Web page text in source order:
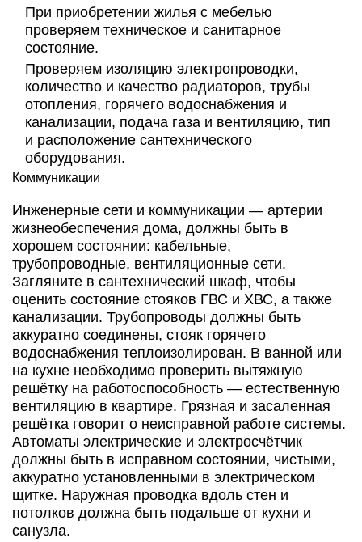
При приобретении жилья с мебелью
проверяем техническое и санитарное
состояние.
Проверяем изоляцию электропроводки,
количество и качество радиаторов, трубы
отопления, горячего водоснабжения и
канализации, подача газа и вентиляцию, тип
и расположение сантехнического
оборудования.
Коммуникации
Инженерные сети и коммуникации — артерии
жизнеобеспечения дома, должны быть в
хорошем состоянии: кабельные,
трубопроводные, вентиляционные сети.
Загляните в сантехнический шкаф, чтобы
оценить состояние стояков ГВС и ХВС, а также
канализации. Трубопроводы должны быть
аккуратно соединены, стояк горячего
водоснабжения теплоизолирован. В ванной или
на кухне необходимо проверить вытяжную
решётку на работоспособность — естественную
вентиляцию в квартире. Грязная и засаленная
решётка говорит о неисправной работе системы.
Автоматы электрические и электросчётчик
должны быть в исправном состоянии, чистыми,
аккуратно установленными в электрическом
щитке. Наружная проводка вдоль стен и
потолков должна быть подальше от кухни и
санузла.